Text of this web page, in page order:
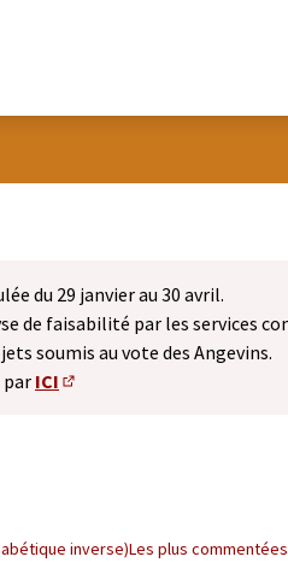
du 29 janvier au 30 avril.
de faisabilité par les services
soumis au vote des Angevins.
ICI
inverse)Les plus commentées